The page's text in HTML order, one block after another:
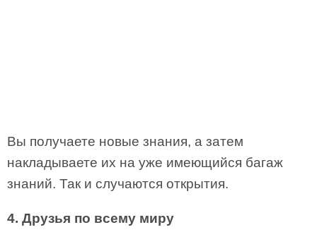
Вы получаете новые знания, а затем
накладываете их на уже имеющийся багаж
знаний. Так и случаются открытия.
4. Друзья по всему миру